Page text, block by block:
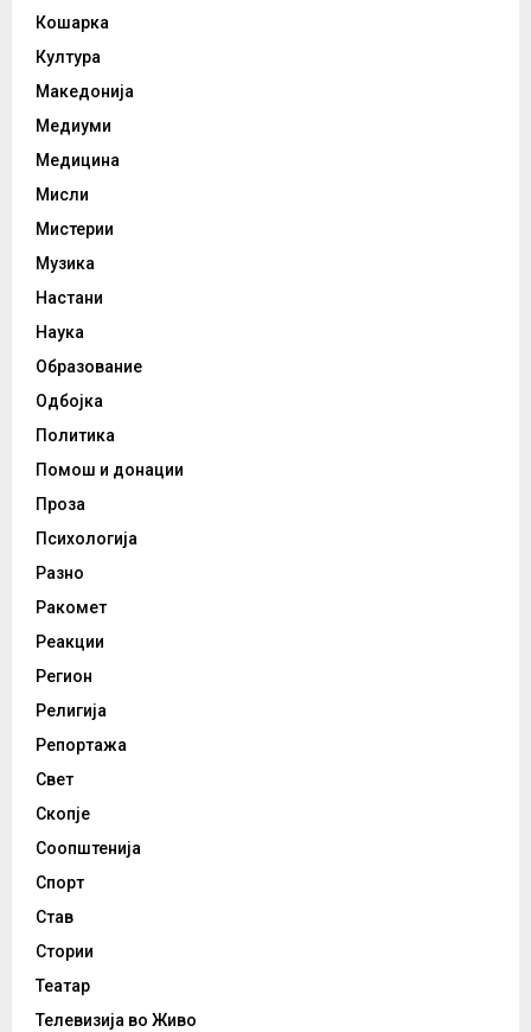
Кошарка
Култура
Македонија
Медиуми
Медицина
Мисли
Мистерии
Музика
Настани
Наука
Образование
Одбојка
Политика
Помош и донации
Проза
Психологија
Разно
Ракомет
Реакции
Регион
Религија
Репортажа
Свет
Скопје
Соопштенија
Спорт
Став
Стории
Театар
Телевизија во Живо